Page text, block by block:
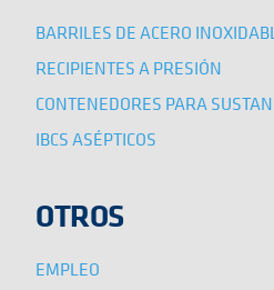
BARRILES DE ACERO
RECIPIENTES A PRESIÓN
CONTENEDORES PARA
IBCS ASÉPTICOS
OTROS
EMPLEO